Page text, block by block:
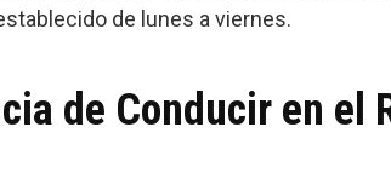
de lunes a viernes.
de Conducir en el